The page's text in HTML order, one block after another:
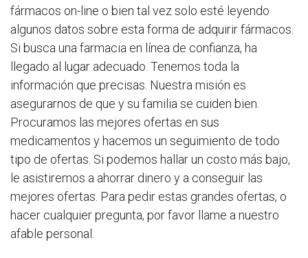
fármacos on-line o bien tal vez solo esté leyendo
algunos datos sobre esta forma de adquirir fármacos.
Si busca una farmacia en línea de confianza, ha
llegado al lugar adecuado. Tenemos toda la
información que precisas. Nuestra misión es
asegurarnos de que y su familia se cuiden bien.
Procuramos las mejores ofertas en sus
medicamentos y hacemos un seguimiento de todo
tipo de ofertas. Si podemos hallar un costo más bajo,
le asistiremos a ahorrar dinero y a conseguir las
mejores ofertas. Para pedir estas grandes ofertas, o
hacer cualquier pregunta, por favor llame a nuestro
afable personal.